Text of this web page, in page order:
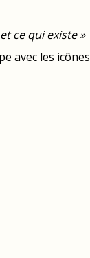
ce qui existe »
avec les